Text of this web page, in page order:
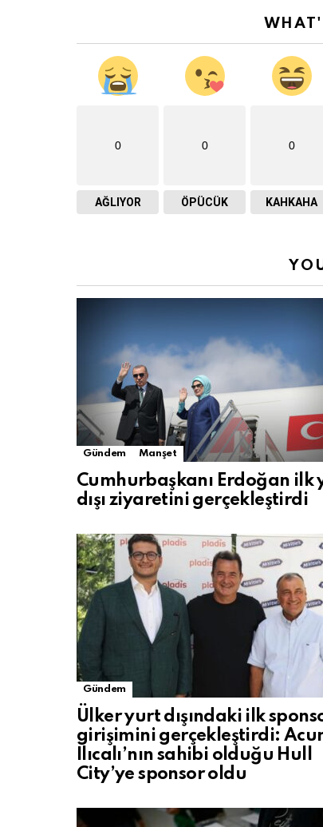
0
AĞLIYOR
0
ÖPÜCÜK
0
KAHKAHA
Gündem Manşet
Cumhurbaşkanı Erdoğan ilk
dışı ziyaretini gerçekleştirdi
Gündem
Ülker yurt dışındaki ilk
girişimini gerçekleştirdi:
Ilıcalı’nın sahibi olduğu Hull
City’ye sponsor oldu